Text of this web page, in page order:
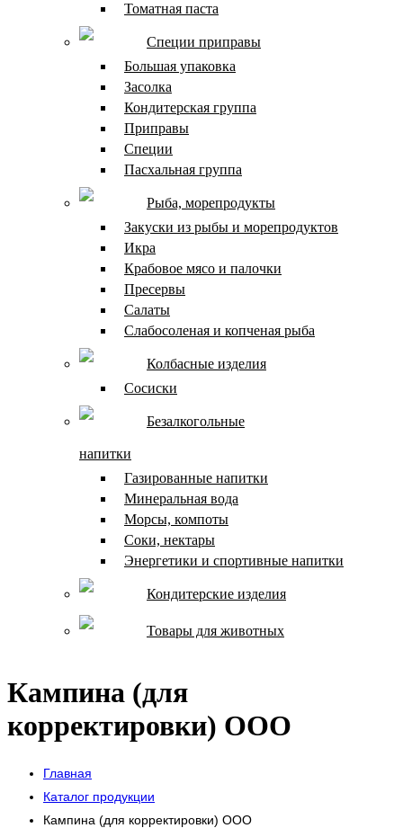
Томатная паста
Специи приправы
Большая упаковка
Засолка
Кондитерская группа
Приправы
Специи
Пасхальная группа
Рыба, морепродукты
Закуски из рыбы и морепродуктов
Икра
Крабовое мясо и палочки
Пресервы
Салаты
Слабосоленая и копченая рыба
Колбасные изделия
Сосиски
Безалкогольные
напитки
Газированные напитки
Минеральная вода
Морсы, компоты
Соки, нектары
Энергетики и спортивные напитки
Кондитерские изделия
Товары для животных
Кампина (для
корректировки) ООО
Главная
Каталог продукции
Кампина (для корректировки) ООО